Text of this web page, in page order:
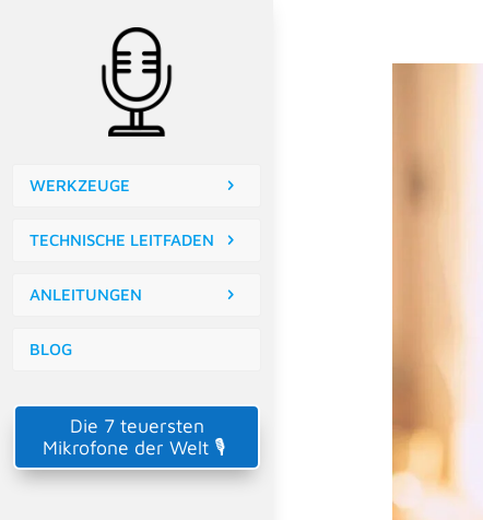
WERKZEUGE
TECHNISCHE LEITFADEN
ANLEITUNGEN
BLOG
Die 7 teuersten
Mikrofone der Welt 🎙️